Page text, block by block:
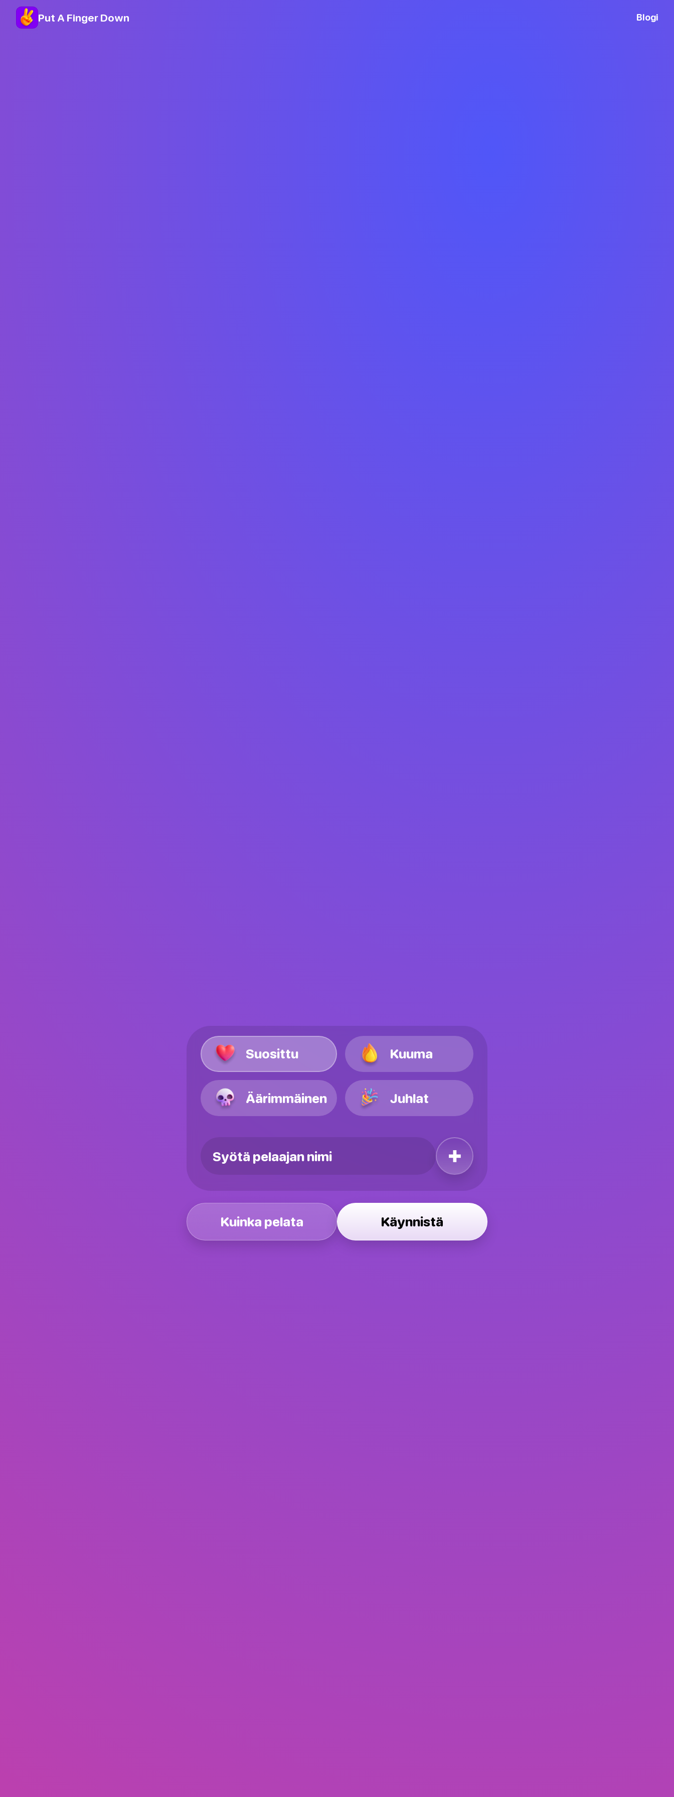
Put A Finger Down Blogi
Suosittu Kuuma
Äärimmäinen Juhlat
Kuinka pelata Käynnistä